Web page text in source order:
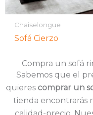
Chaiselongue
Sofá Cierzo
Compra un sofá
Sabemos que el
quieres comprar un
tienda encontrarás